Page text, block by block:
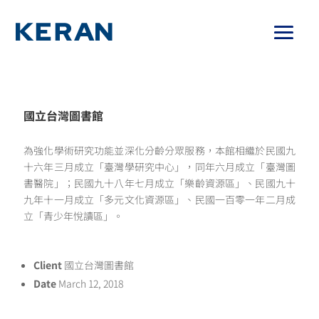
國立台灣圖書館
為強化學術研究功能並深化分齡分眾服務，本館相繼於民國九
十六年三月成立「臺灣學研究中心」，同年六月成立「臺灣圖
書醫院」；民國九十八年七月成立「樂齡資源區」、民國九十
九年十一月成立「多元文化資源區」、民國一百零一年二月成
立「青少年悅讀區」。
Client 國立台灣圖書館
Date March 12, 2018